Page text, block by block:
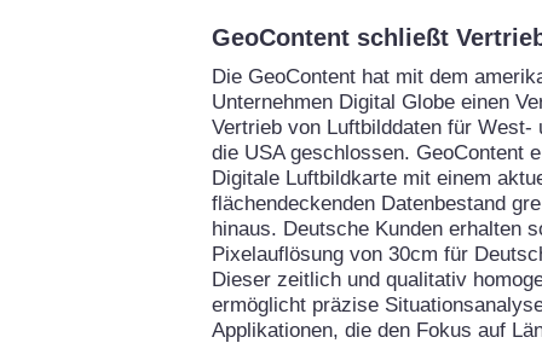
GeoContent schließt
Die GeoContent hat mit dem
Unternehmen Digital Globe einen
Vertrieb von Luftbilddaten für West-
die USA geschlossen. GeoContent
Digitale Luftbildkarte mit einem
flächendeckenden Datenbestand
hinaus. Deutsche Kunden erhalten
Pixelauflösung von 30cm für
Dieser zeitlich und qualitativ
ermöglicht präzise
Applikationen, die den Fokus auf